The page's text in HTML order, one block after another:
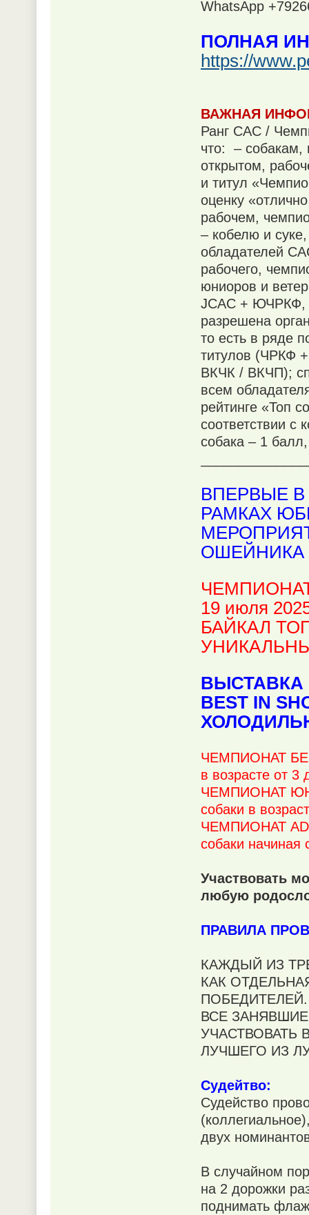
WhatsApp
ПОЛНАЯ
https://
ВАЖНАЯ
Ранг CAC /
что: – собакам,
открытом,
и титул
оценку
рабочем,
– кобелю и
обладателей
рабочего,
юниоров и
JCAC + ЮЧРКФ,
разрешена
то есть в ряде
титулов
ВКЧК / ВКЧП);
всем
рейтинге «Топ
соответствии с
собака – 1
ВПЕРВЫЕ
РАМКАХ
ОШЕЙНИКА
19 июля
БАЙКАЛ
ВЫСТАВКА
BEST IN
ЧЕМПИОНАТ
в возрасте от
ЧЕМПИОНАТ
собаки в
ЧЕМПИОНАТ
собаки начиная
Участвовать
любую
ПРАВИЛА
КАЖДЫЙ ИЗ
КАК
ВСЕ
УЧАСТВОВАТЬ
ЛУЧШЕГО ИЗ
Судейтво:
Судейство
двух
В случайном
на 2 дорожки
поднимать